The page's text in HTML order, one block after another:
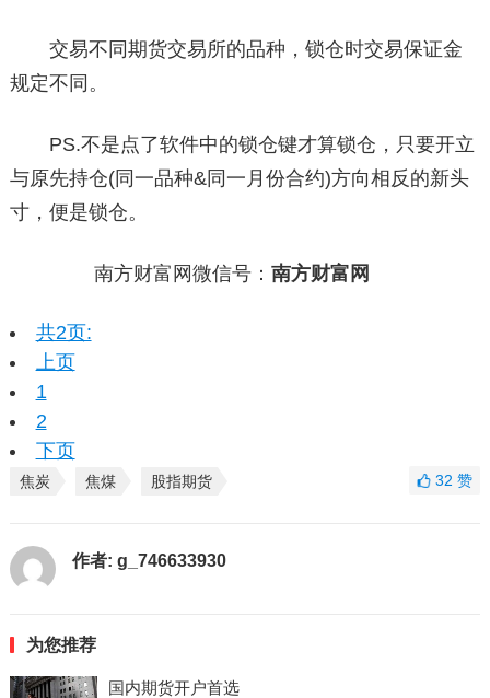
交易不同期货交易所的品种，锁仓时交易保证金
规定不同。
PS.不是点了软件中的锁仓键才算锁仓，只要开立
与原先持仓(同一品种&同一月份合约)方向相反的新头
寸，便是锁仓。
南方财富网微信号： 南方财富网
共2页:
上页
1
2
下页
焦炭 焦煤 股指期货 32赞
作者: g_746633930
为您推荐
国内期货开户首选